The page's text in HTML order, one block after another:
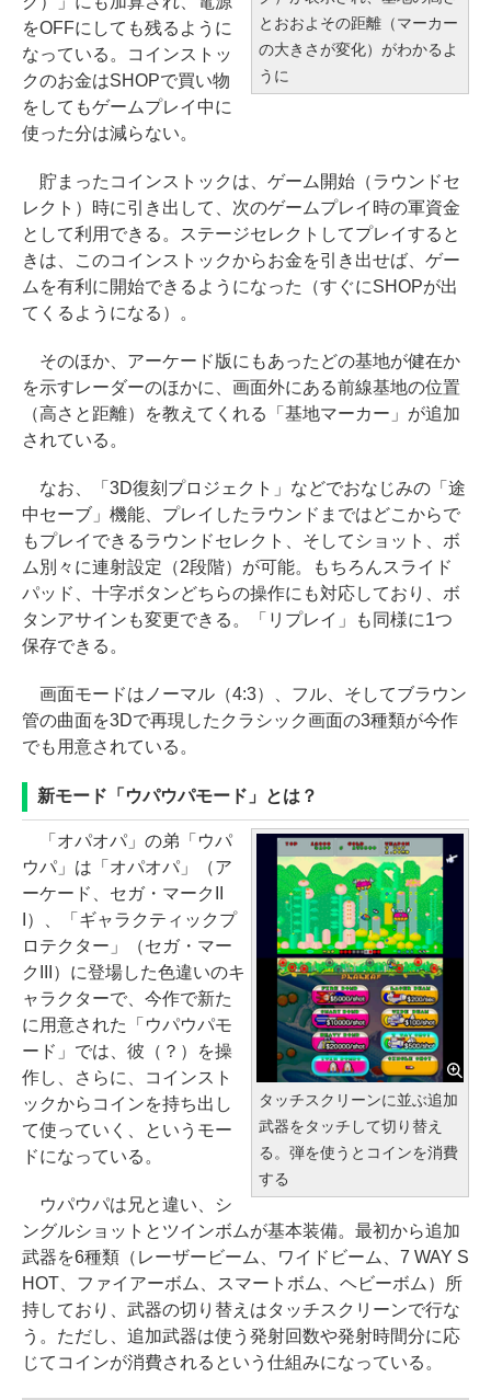
とおおよその距離（マーカー
の大きさが変化）がわかるよ
うに
をOFFにしても残るように
なっている。コインストッ
クのお金はSHOPで買い物
をしてもゲームプレイ中に
使った分は減らない。
貯まったコインストックは、ゲーム開始（ラウンドセ
レクト）時に引き出して、次のゲームプレイ時の軍資金
として利用できる。ステージセレクトしてプレイすると
きは、このコインストックからお金を引き出せば、ゲー
ムを有利に開始できるようになった（すぐにSHOPが出
てくるようになる）。
そのほか、アーケード版にもあったどの基地が健在か
を示すレーダーのほかに、画面外にある前線基地の位置
（高さと距離）を教えてくれる「基地マーカー」が追加
されている。
なお、「3D復刻プロジェクト」などでおなじみの「途
中セーブ」機能、プレイしたラウンドまではどこからで
もプレイできるラウンドセレクト、そしてショット、ボ
ム別々に連射設定（2段階）が可能。もちろんスライド
パッド、十字ボタンどちらの操作にも対応しており、ボ
タンアサインも変更できる。「リプレイ」も同様に1つ
保存できる。
画面モードはノーマル（4:3）、フル、そしてブラウン
管の曲面を3Dで再現したクラシック画面の3種類が今作
でも用意されている。
新モード「ウパウパモード」とは？
タッチスクリーンに並ぶ追加
武器をタッチして切り替え
る。弾を使うとコインを消費
する
「オパオパ」の弟「ウパ
ウパ」は「オパオパ」（ア
ーケード、セガ・マークII
I）、「ギャラクティックプ
ロテクター」（セガ・マー
クIII）に登場した色違いのキ
ャラクターで、今作で新た
に用意された「ウパウパモ
ード」では、彼（？）を操
作し、さらに、コインスト
ックからコインを持ち出し
て使っていく、というモー
ドになっている。
ウパウパは兄と違い、シ
ングルショットとツインボムが基本装備。最初から追加
武器を6種類（レーザービーム、ワイドビーム、7 WAY S
HOT、ファイアーボム、スマートボム、ヘビーボム）所
持しており、武器の切り替えはタッチスクリーンで行な
う。ただし、追加武器は使う発射回数や発射時間分に応
じてコインが消費されるという仕組みになっている。